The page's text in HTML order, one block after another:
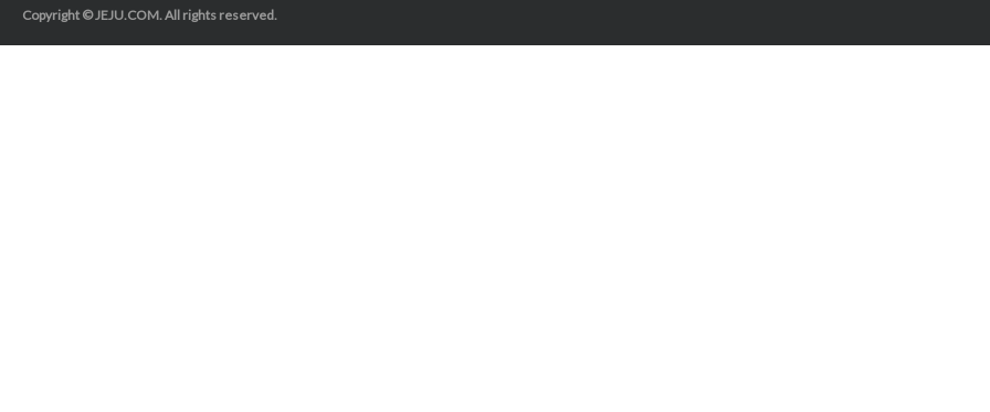
Copyright © JEJU.COM. All rights reserved.